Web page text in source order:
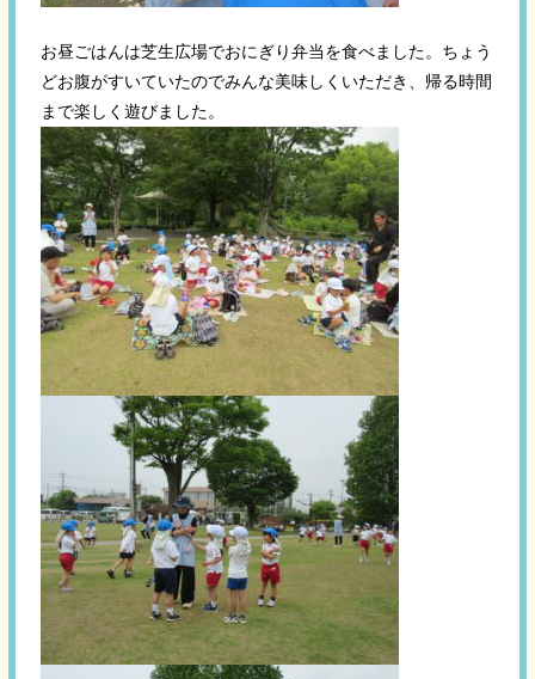
お昼ごはんは芝生広場でおにぎり弁当を食べました。ちょう
どお腹がすいていたのでみんな美味しくいただき、帰る時間
まで楽しく遊びました。